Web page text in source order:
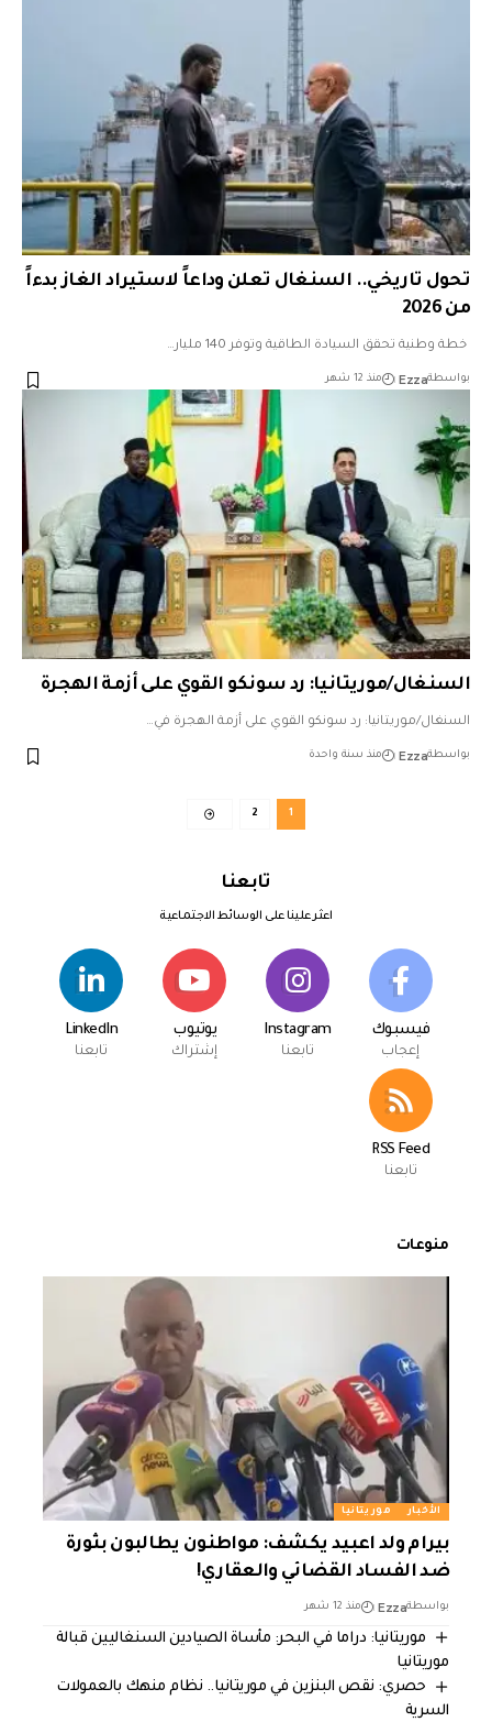
تحول تاريخي.. السنغال تعلن وداعاً لاستيراد الغاز بدءاً
من 2026
خطة وطنية تحقق السيادة الطاقية وتوفر 140 مليار…
بواسطةEzza منذ 12 شهر
السنغال/موريتانيا: رد سونكو القوي على أزمة الهجرة
السنغال/موريتانيا: رد سونكو القوي على أزمة الهجرة في…
بواسطةEzza منذ سنة واحدة
1
2
تابعنا
اعثر علينا على الوسائط الاجتماعية
فيسبوك
إعجاب
Instagram
تابعنا
يوتيوب
إشتراك
LinkedIn
تابعنا
RSS Feed
تابعنا
منوعات
الأخبار موريتانيا
بيرام ولد اعبيد يكشف: مواطنون يطالبون بثورة
ضد الفساد القضائي والعقاري!
بواسطةEzza منذ 12 شهر
موريتانيا: دراما في البحر: مأساة الصيادين السنغاليين قبالة
موريتانيا
حصري: نقص البنزين في موريتانيا.. نظام منهك بالعمولات
السرية